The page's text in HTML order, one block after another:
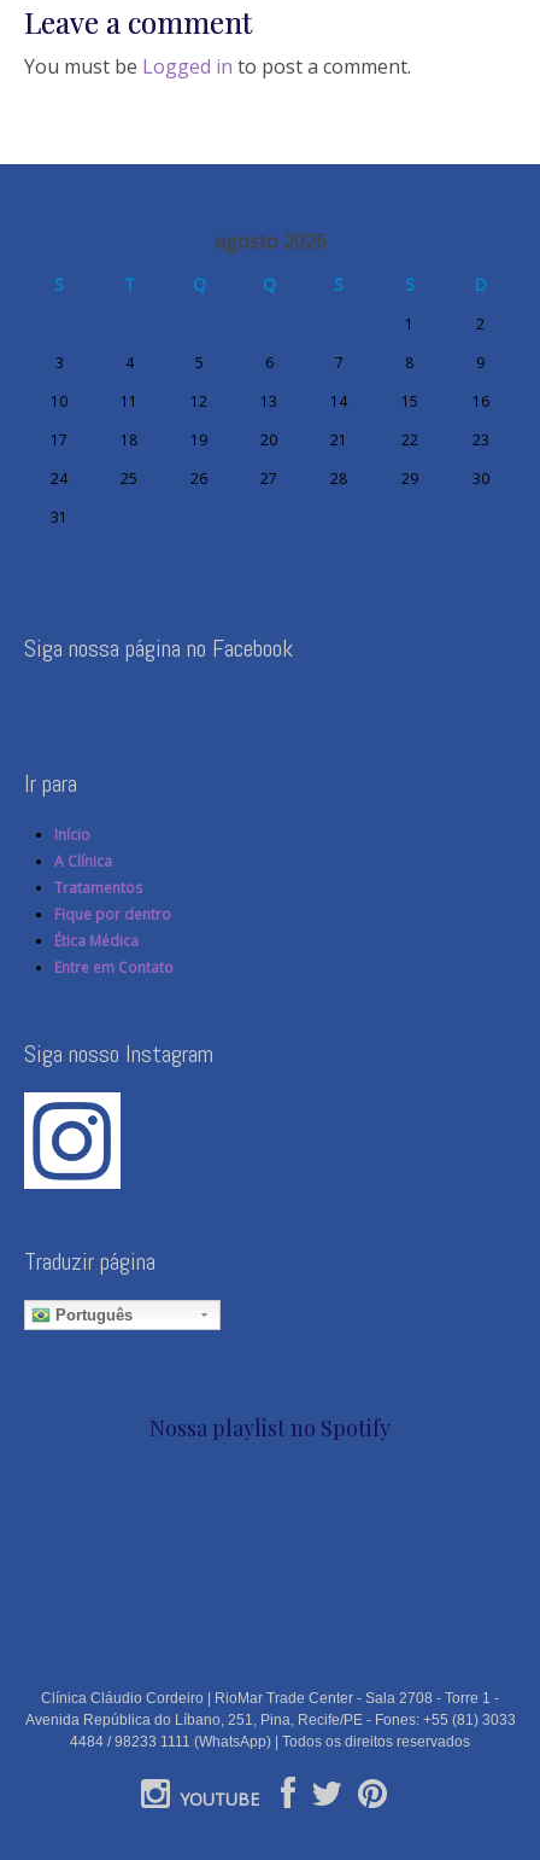
Leave a comment
You must be Logged in to post a comment.
agosto 2026
S T Q Q S S D
1
2
3
4 5 6 7 8
9
10
11 12 13 14 15
16
17
18 19 20 21 22
23
24
25 26 27 28 29
30
31
Siga nossa página no Facebook
Ir para
Início
A Clínica
Tratamentos
Fique por dentro
Ética Médica
Entre em Contato
Siga nosso Instagram
Traduzir página
Português
Nossa playlist no Spotify
Clínica Cláudio Cordeiro | RioMar Trade Center - Sala 2708 - Torre 1 -
Avenida República do Líbano, 251, Pina, Recife/PE - Fones: +55 (81) 3033
4484 / 98233 1111 (WhatsApp) | Todos os direitos reservados
YOUTUBE